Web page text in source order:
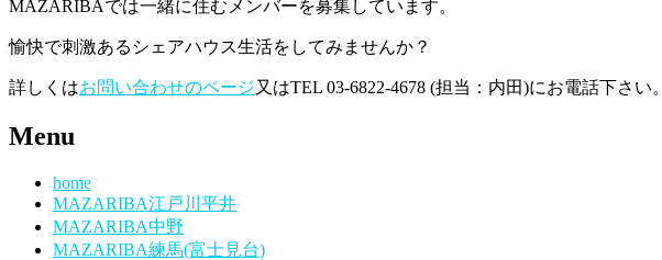
MAZARIBAでは一緒に住むメンバーを募集しています。
愉快で刺激あるシェアハウス生活をしてみませんか？
詳しくはお問い合わせのページ又はTEL 03-6822-4678 (担当：内田)にお電話下さい。
Menu
home
MAZARIBA江戸川平井
MAZARIBA中野
MAZARIBA練馬(富士見台)